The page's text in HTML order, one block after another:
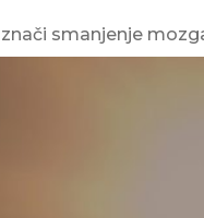
smanjenje